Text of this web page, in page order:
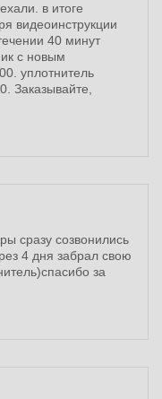
в итоге
видеоинструкции
40 минут
с новым
уплотнитель
Заказывайте,
сразу созвонились
4 дня забрал свою
за